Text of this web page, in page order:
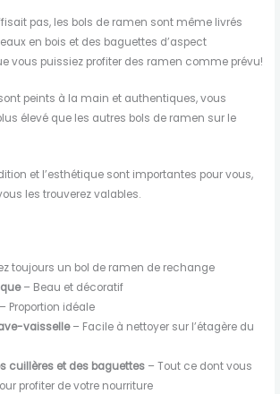
pas, les bols de ramen sont même livrés
en bois et des baguettes d’aspect
vous puissiez profiter des ramen comme prévu!
peints à la main et authentiques, vous
élevé que les autres bols de ramen sur le
et l’esthétique sont importantes pour vous,
les trouverez valables.
toujours un bol de ramen de rechange
– Beau et décoratif
Proportion idéale
vaisselle– Facile à nettoyer sur l’étagère du
cuillères et des baguettes – Tout ce dont vous
profiter de votre nourriture